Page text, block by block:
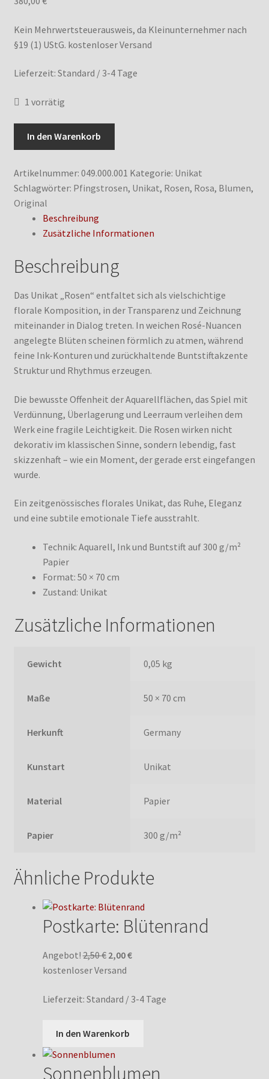
Kein Mehrwertsteuerausweis, da Kleinunternehmer nach
§19 (1) UStG. kostenloser Versand
Lieferzeit: Standard / 3-4 Tage
1 vorrätig
In den Warenkorb
Artikelnummer: 049.000.001 Kategorie: Unikat
Schlagwörter: Pfingstrosen, Unikat, Rosen, Rosa, Blumen,
Original
Beschreibung
Zusätzliche Informationen
Beschreibung
Das Unikat „Rosen“ entfaltet sich als vielschichtige
florale Komposition, in der Transparenz und Zeichnung
miteinander in Dialog treten. In weichen Rosé-Nuancen
angelegte Blüten scheinen förmlich zu atmen, während
feine Ink-Konturen und zurückhaltende Buntstiftakzente
Struktur und Rhythmus erzeugen.
Die bewusste Offenheit der Aquarellflächen, das Spiel mit
Verdünnung, Überlagerung und Leerraum verleihen dem
Werk eine fragile Leichtigkeit. Die Rosen wirken nicht
dekorativ im klassischen Sinne, sondern lebendig, fast
skizzenhaft – wie ein Moment, der gerade erst eingefangen
wurde.
Ein zeitgenössisches florales Unikat, das Ruhe, Eleganz
und eine subtile emotionale Tiefe ausstrahlt.
Technik: Aquarell, Ink und Buntstift auf 300 g/m²
Papier
Format: 50 × 70 cm
Zustand: Unikat
Zusätzliche Informationen
Gewicht 0,05 kg
Maße 50 × 70 cm
Herkunft Germany
Kunstart Unikat
Material Papier
Papier 300 g/m²
Ähnliche Produkte
Postkarte: Blütenrand
Angebot!2,50€ Ursprünglicher
Preis
2,50 €
2,00€Aktueller
2,00 €.
kostenloser Versand
Lieferzeit: Standard / 3-4 Tage
In den Warenkorb
Sonnenblumen